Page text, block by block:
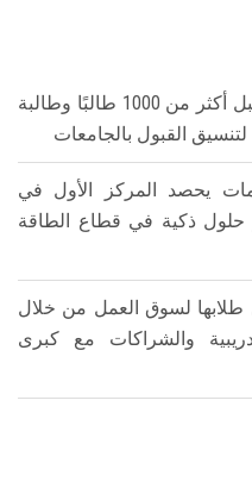
معامل التنسيق الإلكتروني تستقبل أكثر من 1000 طالبًا وطالبة
القبول بالجامعات
يحصد المركز الأول في
حلول ذكية في قطاع الطاقة
لسوق العمل من خلال
والشراكات مع كبرى